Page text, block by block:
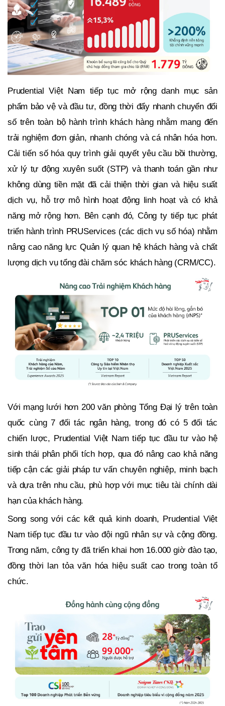
Prudential Việt Nam tiếp tục mở rộng danh mục sản
phẩm bảo vệ và đầu tư, đồng thời đẩy nhanh chuyển đổi
số trên toàn bộ hành trình khách hàng nhằm mang đến
trải nghiệm đơn giản, nhanh chóng và cá nhân hóa hơn.
Cải tiến số hóa quy trình giải quyết yêu cầu bồi thường,
xử lý tự động xuyên suốt (STP) và thanh toán gần như
không dùng tiền mặt đã cải thiện thời gian và hiệu suất
dịch vụ, hỗ trợ mô hình hoạt động linh hoạt và có khả
năng mở rộng hơn. Bên cạnh đó, Công ty tiếp tục phát
triển hành trình PRUServices (các dịch vụ số hóa) nhằm
nâng cao năng lực Quản lý quan hệ khách hàng và chất
lượng dịch vụ tổng đài chăm sóc khách hàng (CRM/CC).
Với mạng lưới hơn 200 văn phòng Tổng Đại lý trên toàn
quốc cùng 7 đối tác ngân hàng, trong đó có 5 đối tác
chiến lược, Prudential Việt Nam tiếp tục đầu tư vào hệ
sinh thái phân phối tích hợp, qua đó nâng cao khả năng
tiếp cận các giải pháp tư vấn chuyên nghiệp, minh bạch
và dựa trên nhu cầu, phù hợp với mục tiêu tài chính dài
hạn của khách hàng.
Song song với các kết quả kinh doanh, Prudential Việt
Nam tiếp tục đầu tư vào đội ngũ nhân sự và cộng đồng.
Trong năm, công ty đã triển khai hơn 16.000 giờ đào tạo,
đồng thời lan tỏa văn hóa hiệu suất cao trong toàn tổ
chức.